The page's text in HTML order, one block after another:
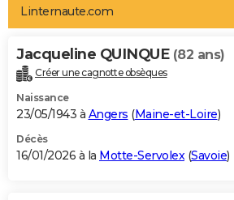
Art de vivre
Bien-être
Loisirs
Mode
Modes de vie
Alimentation
Guide de la santé
Maladies
Médicaments
Sommeil
VOYAGE
Destinations
City break
Voyage nature
Voyage de noces
Forum
Climat
+PHOTO
GUIDES D'ACHAT
BONS PLANS
Linternaute.com
Jacqueline QUINQUE (82 ans)
Créer une cagnotte obsèques
Naissance
23/05/1943 à Angers (Maine-et-Loire)
Décès
16/01/2026 à la Motte-Servolex(Savoie)